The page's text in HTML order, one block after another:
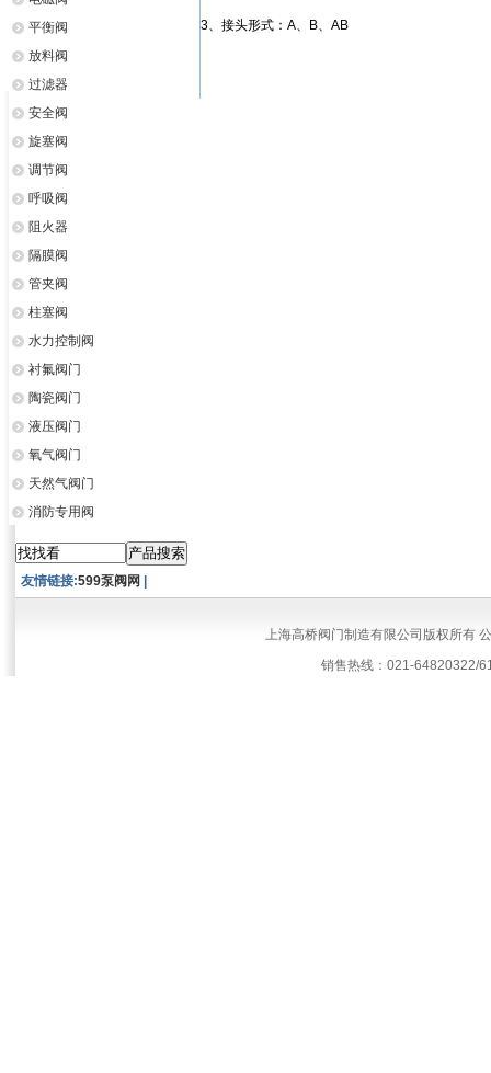
平衡阀
放料阀
过滤器
安全阀
旋塞阀
调节阀
呼吸阀
阻火器
隔膜阀
管夹阀
柱塞阀
水力控制阀
衬氟阀门
陶瓷阀门
液压阀门
氧气阀门
天然气阀门
消防专用阀
3、接头形式：A、B、AB
友情链接:599泵阀网
上海高桥阀门制造有限公司版权所有
销售热线：021-64820322/